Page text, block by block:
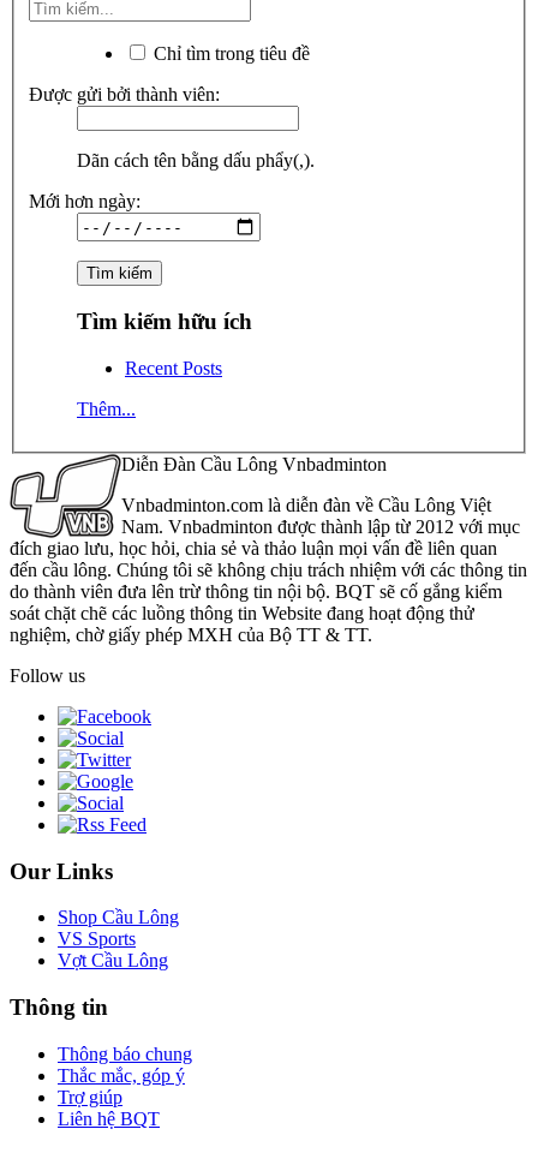
Chỉ tìm trong tiêu đề
Được gửi bởi thành viên:
Dãn cách tên bằng dấu phẩy(,).
Mới hơn ngày:
Tìm kiếm hữu ích
Recent Posts
Thêm...
Diễn Đàn Cầu Lông Vnbadminton
Vnbadminton.com là diễn đàn về Cầu Lông Việt
Nam. Vnbadminton được thành lập từ 2012 với mục
đích giao lưu, học hỏi, chia sẻ và thảo luận mọi vấn đề liên quan
đến cầu lông. Chúng tôi sẽ không chịu trách nhiệm với các thông tin
do thành viên đưa lên trừ thông tin nội bộ. BQT sẽ cố gắng kiểm
soát chặt chẽ các luồng thông tin Website đang hoạt động thử
nghiệm, chờ giấy phép MXH của Bộ TT & TT.
Follow us
Our Links
Shop Cầu Lông
VS Sports
Vợt Cầu Lông
Thông tin
Thông báo chung
Thắc mắc, góp ý
Trợ giúp
Liên hệ BQT